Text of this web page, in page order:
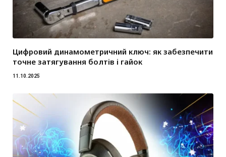
Цифровий динамометричний ключ: як забезпечити
точне затягування болтів і гайок
11.10.2025